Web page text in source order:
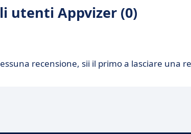
utenti Appvizer (0)
recensione, sii il primo a lasciare una